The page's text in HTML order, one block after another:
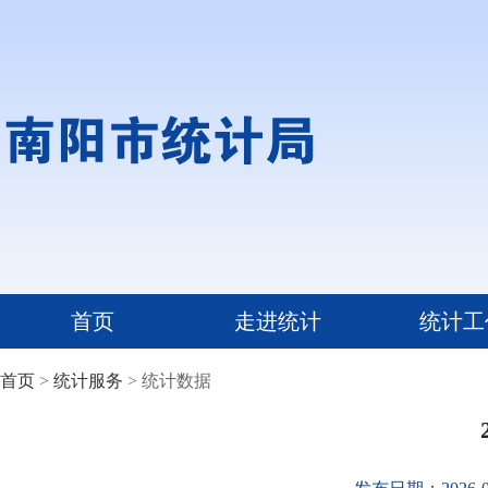
首页 走进统计 统计
首页 > 统计服务 > 统计数据